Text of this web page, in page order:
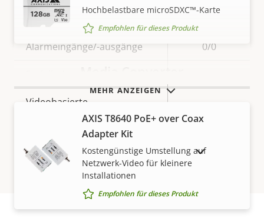
Active Tampering Ja
Alarmeingänge/-ausgänge 0/0
Videobasierte
Bewegungserkennung
Netzwerk
Eigentumsbeschreibung Eigentumswert
MEHR ANZEIGEN
Hochbelastbare microSDXC™-Karte
Empfohlen für dieses Produkt
AXIS T8640 PoE+ over Coax
Adapter Kit
Kostengünstige Umstellung auf
Netzwerk-Video für kleinere
Installationen
Empfohlen für dieses Produkt
AUSLAUFPRODUKTE ANZEIGEN